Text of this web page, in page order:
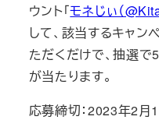
ウント「モネじぃ（
して、該当するキャン
ただくだけで、抽選
が当たります。
応募締切：2023年2月